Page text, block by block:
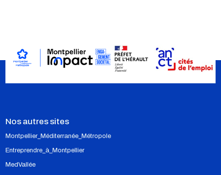
Nos autres sites
Montpellier_Méditerranée_Métropole
Entreprendre_à_Montpellier
MedVallée